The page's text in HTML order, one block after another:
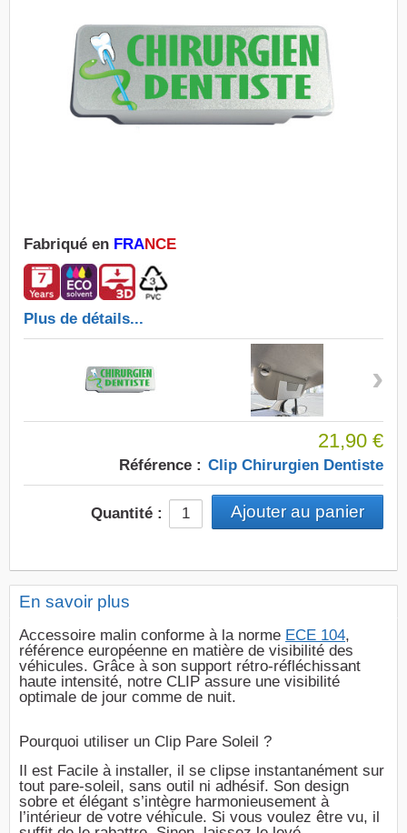
Fabriqué en FRANCE
Plus de détails...
›
21,90 €
Référence : Clip Chirurgien Dentiste
Quantité :
En savoir plus
Accessoire malin conforme à la norme ECE 104,
référence européenne en matière de visibilité des
véhicules. Grâce à son support rétro-réfléchissant
haute intensité, notre CLIP assure une visibilité
optimale de jour comme de nuit.
Pourquoi utiliser un Clip Pare Soleil ?
Il est Facile à installer, il se clipse instantanément sur
tout pare-soleil, sans outil ni adhésif. Son design
sobre et élégant s’intègre harmonieusement à
l’intérieur de votre véhicule. Si vous voulez être vu, il